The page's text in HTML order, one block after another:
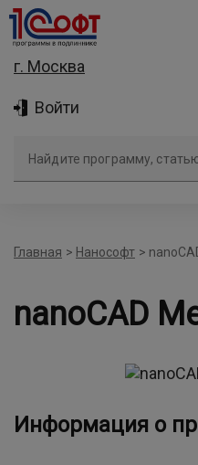
г. Москва
Войти
Главная > Нанософт >
nanoCAD
Информация о